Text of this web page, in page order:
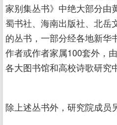
家别集丛书》中绝大部分由
蜀书社、海南出版社、北岳
的丛书，一部分经各地新华
作者或作者家属100套外，
各大图书馆和高校诗歌研究
除上述丛书外，研究院成员